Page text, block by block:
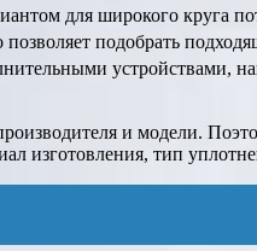
для широкого круга
подобрать
устройствами,
и модели.
изготовления, тип